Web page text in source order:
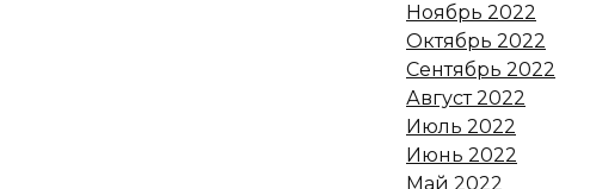
Ноябрь 2022
Октябрь 2022
Сентябрь 2022
Август 2022
Июль 2022
Июнь 2022
Май 2022